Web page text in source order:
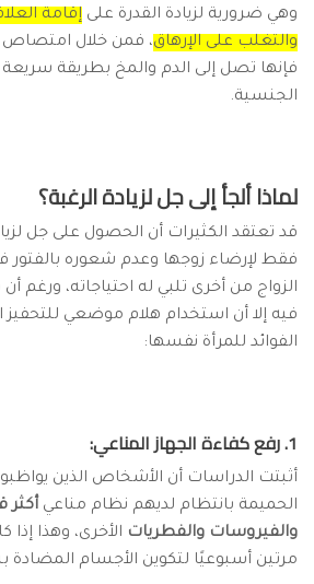
وهي ضرورية لزيادة القدرة على إقامة
والتغلب على الإرهاق، فمن خلال امتصاص
فإنها تصل إلى الدم والمخ بطريقة سريعة
الجنسية.
لماذا ألجأ إلى جل لزيادة الرغبة؟
قد تعتقد الكثيرات أن الحصول على جل
فقط لإرضاء زوجها وعدم شعوره بالفتور
الزواج من أخرى تلبي له احتياجاته، ورغم
فيه إلا أن استخدام هلام موضعي للتحفيز
الفوائد للمرأة نفسها:
1. رفع كفاءة الجهاز المناعي:
أثبتت الدراسات أن الأشخاص الذين
الحميمة بانتظام لديهم نظام مناعي أكثر
والفيروسات والفطريات الأخرى، وهذا
مرتين أسبوعيًا لتكوين الأجسام